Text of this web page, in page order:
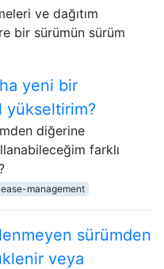
ve dağıtım
bir sürümün sürüm
yeni bir
yükseltirim?
diğerine
farklı
management
sürümden
veya